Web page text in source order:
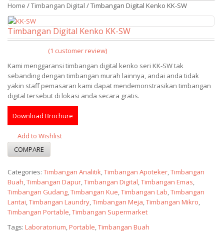
Home /Timbangan Digital / Timbangan Digital Kenko KK-SW
Timbangan Digital Kenko KK-SW
out of 5
based on
1
customer
rating
(1 customer review)
Kami menggaransi timbangan digital kenko seri KK-SW tak
sebanding dengan timbangan murah lainnya, andai anda tidak
yakin staff pemasaran kami dapat mendemonstrasikan timbangan
digital tersebut di lokasi anda secara gratis.
Download Brochure
Add to Wishlist
COMPARE
Categories: Timbangan Analitik Timbangan Apoteker Timbangan
Buah Timbangan Dapur Timbangan Digital Timbangan Emas
Timbangan Gudang Timbangan Kue Timbangan Lab Timbangan
Lantai Timbangan Laundry Timbangan Meja Timbangan Mikro
Timbangan Portable Timbangan Supermarket
Tags: Laboratorium Portable Timbangan Buah